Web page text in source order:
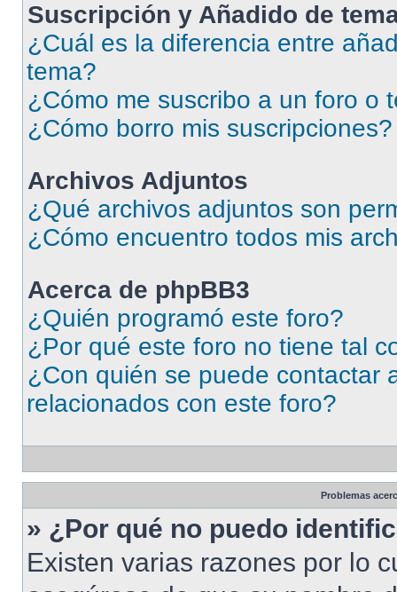
Suscripción y Añadido de
¿Cuál es la diferencia entre
tema?
¿Cómo me suscribo a un foro o
¿Cómo borro mis suscripciones?
Archivos Adjuntos
¿Qué archivos adjuntos son
¿Cómo encuentro todos mis
Acerca de phpBB3
¿Quién programó este foro?
¿Por qué este foro no tiene tal
¿Con quién se puede contactar
relacionados con este foro?
Problemas
» ¿Por qué no puedo
Existen varias razones por lo